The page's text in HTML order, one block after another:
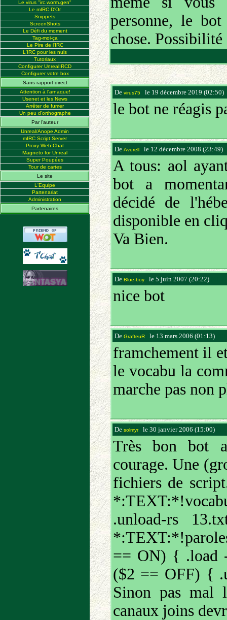
Le virus "irc.worm.gen"
Le mIRC D'Or
Snippets
ScreenShots
Le Défi du moment
Tag-moi-ça
Le Pire de l'IRC
L'IRC pour les nuls
Tutoriaux
Configurer UnrealIRCD
Configurer votre box
Sans rapport direct
Attention à l'arnaque!
Usenet et les News
Arrêter de fumer
Un peu d'orthographe
Par l'auteur
Unreal/Anope Admin
mIRC Script Server
Proxy Web Chat
Magneto for Unreal
Super Poupées
Tour de cartes
Le site
L'Equipe
Partenariat
Administration
Partenaires
personne, le
chose.
De virus75le 19 décembre 2019 (02:50)
le bot ne réagis
De Averellle 12 décembre 2008 (23:49)
A tous: aol
bot a
décidé de
disponible en
Va Bien.
De Blue-boyle 5 juin 2007 (20:22)
nice bot
De GrafteuRle 13 mars 2006 (01:13)
framchement il
le vocabu la
marche pas non
De solmyrle 30 janvier 2006 (15:00)
Très bon bot
courage. Une
fichiers de
.unload-rs
== ON) { .load
($2 == OFF) {
Sinon pas mal
canaux joins